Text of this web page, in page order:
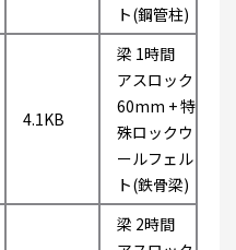
ト(鋼管柱)
4.1KB
梁 1時間
アスロック
60mm + 特
殊ロックウ
ールフェル
ト(鉄骨梁)
梁 2時間